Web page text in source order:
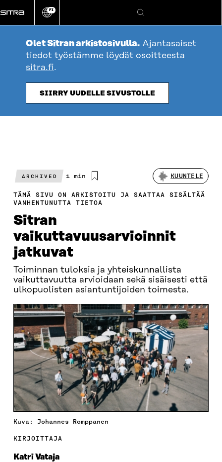
suoraan
sisältöön
Vaihda
kieli
FI
Hae
Olet Sitran arkistosivulla. Ajantasaiset
tiedot työstämme löydät osoitteesta
sitra.fi.
SIIRRY UUDELLE SIVUSTOLLE
ARCHIVED
Arvioitu
1 min KUUNTELE
TÄMÄ SIVU ON ARKISTOITU JA SAATTAA SISÄLTÄÄ
VANHENTUNUTTA TIETOA
Sitran
vaikuttavuusarvioinnit
jatkuvat
Toiminnan tuloksia ja yhteiskunnallista
vaikuttavuutta arvioidaan sekä sisäisesti että
ulkopuolisten asiantuntijoiden toimesta.
Kuva: Johannes Romppanen
KIRJOITTAJA
Katri Vataja